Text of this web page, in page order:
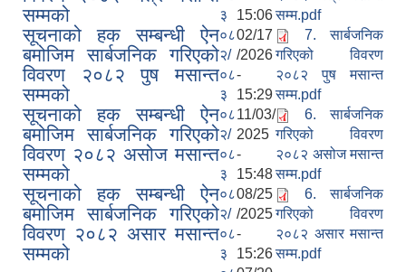
सम्मको
३
15:06सम्म.pdf
सूचनाको हक सम्बन्धी ऐन
बमोजिम सार्बजनिक गरिएको
विवरण २०८२ पुष मसान्त
सम्मको
०८
२/
०८
३
02/17
/2026
-
15:29
7. सार्बजनिक
गरिएको विवरण
२०८२ पुष मसान्त
सम्म.pdf
सूचनाको हक सम्बन्धी ऐन
बमोजिम सार्बजनिक गरिएको
विवरण २०८२ असोज मसान्त
सम्मको
०८
२/
०८
३
11/03/
2025
-
15:48
6. सार्बजनिक
गरिएको विवरण
२०८२ असोज मसान्त
सम्म.pdf
सूचनाको हक सम्बन्धी ऐन
बमोजिम सार्बजनिक गरिएको
विवरण २०८२ असार मसान्त
सम्मको
०८
२/
०८
३
08/25
/2025
-
15:26
6. सार्बजनिक
गरिएको विवरण
२०८२ असार मसान्त
सम्म.pdf